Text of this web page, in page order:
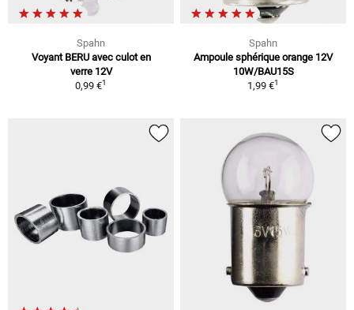
Spahn
Voyant BERU avec culot en
verre 12V
0,99 €1
Spahn
Ampoule sphérique orange 12V
10W/BAU15S
1,99 €1